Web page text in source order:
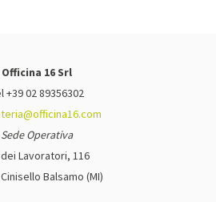
Officina 16 Srl
+39 02 89356302
Sede Operativa
dei Lavoratori, 116
Balsamo (MI)